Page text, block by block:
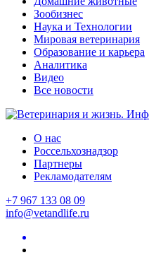
Зообизнес
Наука и Технологии
Мировая ветеринария
Образование и карьера
Аналитика
Видео
Все новости
О нас
Россельхознадзор
Партнеры
Рекламодателям
+7 967 133 08 09
info@vetandlife.ru